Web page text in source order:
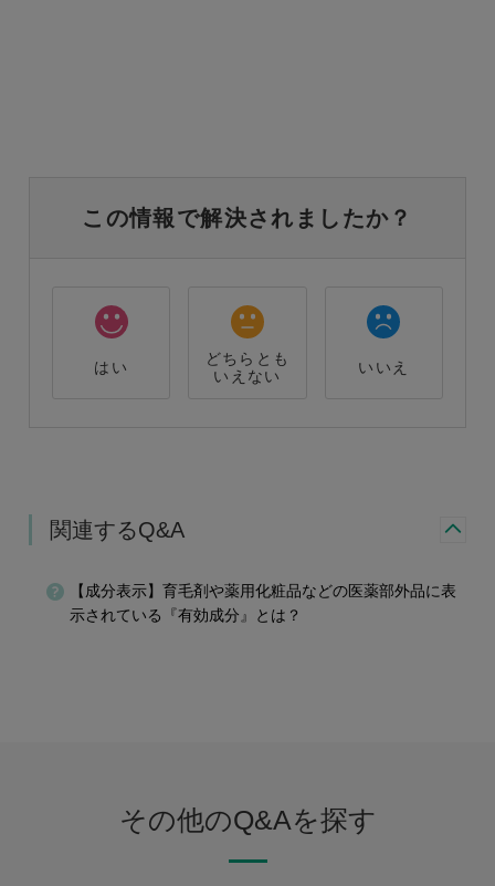
この情報で解決されましたか？
はい
どちらとも
いえない
いいえ
関連するQ&A
【成分表示】育毛剤や薬用化粧品などの医薬部外品に表
示されている『有効成分』とは？
その他のQ&Aを探す